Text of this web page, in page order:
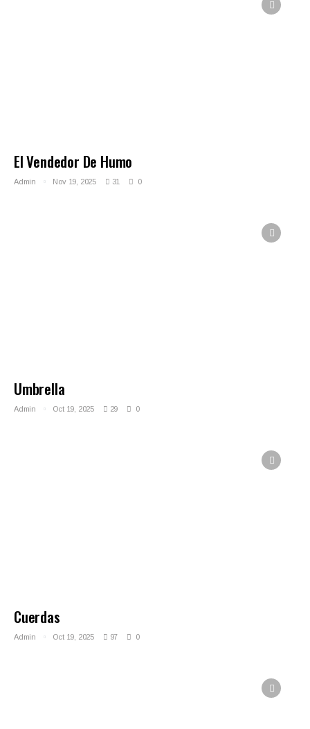
El Vendedor De Humo
Admin Nov 19, 2025 31 0
Umbrella
Admin Oct 19, 2025 29 0
Cuerdas
Admin Oct 19, 2025 97 0